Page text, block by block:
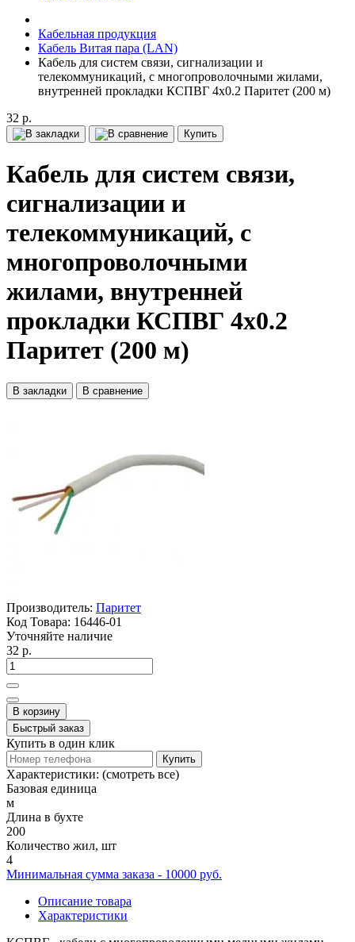
Кабельная продукция
Кабель Витая пара (LAN)
Кабель для систем связи, сигнализации и
телекоммуникаций, с многопроволочными жилами,
внутренней прокладки КСПВГ 4x0.2 Паритет (200 м)
32 р.
Купить
Кабель для систем связи,
сигнализации и
телекоммуникаций, с
многопроволочными
жилами, внутренней
прокладки КСПВГ 4x0.2
Паритет (200 м)
В закладки В сравнение
Производитель: Паритет
Код Товара: 16446-01
Уточняйте наличие
32 р.
В корзину
Быстрый заказ
Купить в один клик
Купить
Характеристики: (смотреть все)
Базовая единица
м
Длина в бухте
200
Количество жил, шт
4
Минимальная сумма заказа - 10000 руб.
Описание товара
Характеристики